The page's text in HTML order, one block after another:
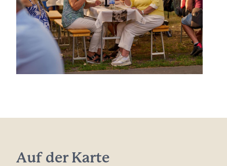
Auf der Karte